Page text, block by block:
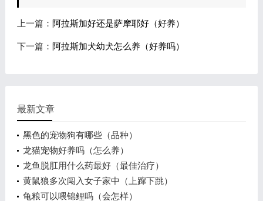
上一篇： 阿拉斯加好还是萨摩耶好（好养）
下一篇： 阿拉斯加犬幼犬怎么养（好养吗）
最新文章
黑色的宠物狗有哪些（品种）
龙猫宠物好养吗（怎么养）
龙鱼脱肛用什么药最好（最佳治疗）
黄鼠狼多次闯入女子家中（上蹿下跳）
龟粮可以喂锦鲤吗（会怎样）